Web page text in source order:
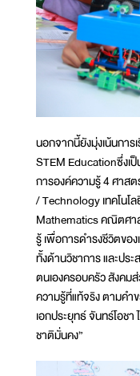
นอกจากนี้ยังมุ่งเน้นการ
STEM Educationซึ่งเ
การองค์ความรู้ 4 ศาส
/ Technology เทคโนโ
Mathematics คณิตศา
รู้ เพื่อการดำรงชีวิตขอ
ทั้งด้านวิชาการ และป
ตนเองครอบครัว สังคม
ความรู้ที่แท้จริง ตามค
เอกประยุทธ์ จันทร์โอชา
ชาติมั่นคง”